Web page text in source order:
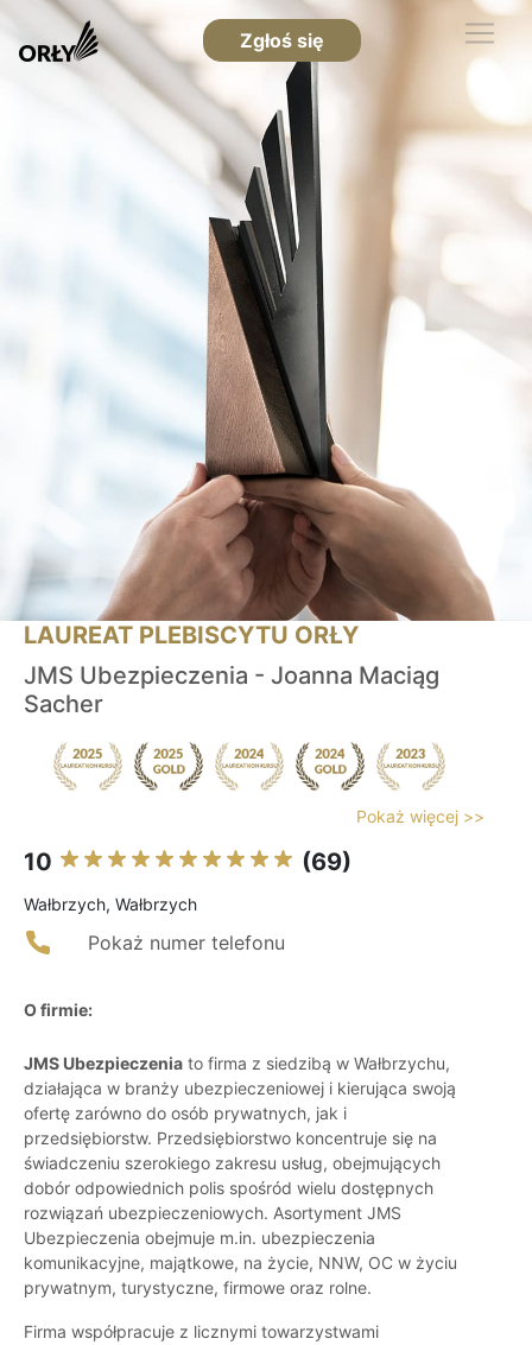
Zgłoś się
LAUREAT PLEBISCYTU ORŁY
JMS Ubezpieczenia - Joanna Maciąg
Sacher
Pokaż więcej >>
10 (69)
Wałbrzych, Wałbrzych
Pokaż numer telefonu
O firmie:
JMS Ubezpieczenia to firma z siedzibą w Wałbrzychu,
działająca w branży ubezpieczeniowej i kierująca swoją
ofertę zarówno do osób prywatnych, jak i
przedsiębiorstw. Przedsiębiorstwo koncentruje się na
świadczeniu szerokiego zakresu usług, obejmujących
dobór odpowiednich polis spośród wielu dostępnych
rozwiązań ubezpieczeniowych. Asortyment JMS
Ubezpieczenia obejmuje m.in. ubezpieczenia
komunikacyjne, majątkowe, na życie, NNW, OC w życiu
prywatnym, turystyczne, firmowe oraz rolne.
Firma współpracuje z licznymi towarzystwami